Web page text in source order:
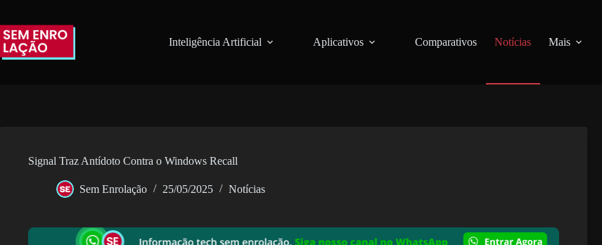
o
conteúdo
Inteligência Artificial Aplicativos Comparativos Notícias Mais
Signal Traz Antídoto Contra o Windows Recall
Sem Enrolação 25/05/2025 Notícias